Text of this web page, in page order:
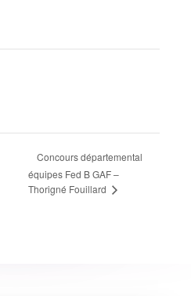
Concours départemental
équipes Fed B GAF –
Thorigné Fouillard